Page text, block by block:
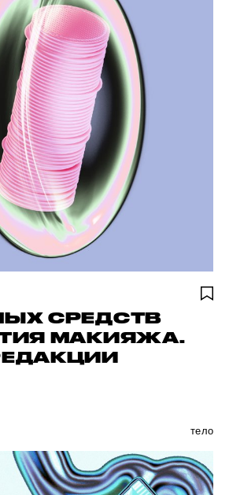
СРЕДСТВ
МАКИЯЖА.
тело